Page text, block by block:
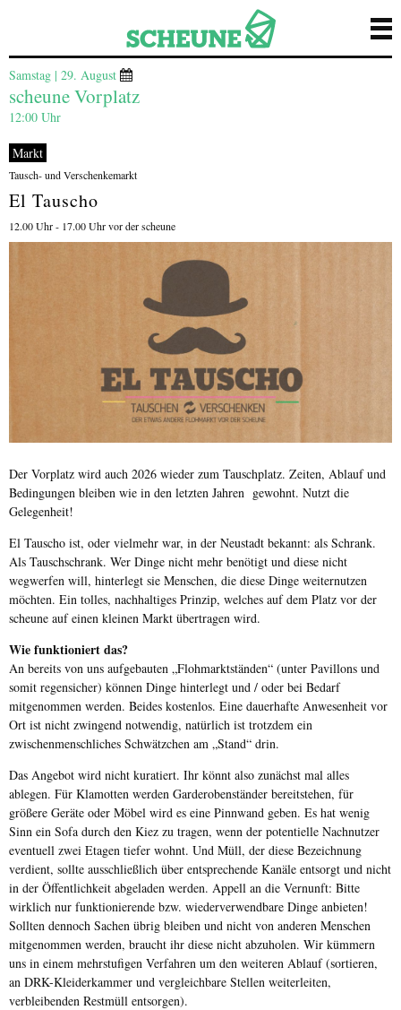
Samstag | 29. August
scheune Vorplatz
12:00 Uhr
Markt
Tausch- und Verschenkemarkt
El Tauscho
12.00 Uhr - 17.00 Uhr vor der scheune
Der Vorplatz wird auch 2026 wieder zum Tauschplatz. Zeiten, Ablauf und
Bedingungen bleiben wie in den letzten Jahren gewohnt. Nutzt die
Gelegenheit!
El Tauscho ist, oder vielmehr war, in der Neustadt bekannt: als Schrank.
Als Tauschschrank. Wer Dinge nicht mehr benötigt und diese nicht
wegwerfen will, hinterlegt sie Menschen, die diese Dinge weiternutzen
möchten. Ein tolles, nachhaltiges Prinzip, welches auf dem Platz vor der
scheune auf einen kleinen Markt übertragen wird.
Wie funktioniert das?
An bereits von uns aufgebauten „Flohmarktständen“ (unter Pavillons und
somit regensicher) können Dinge hinterlegt und / oder bei Bedarf
mitgenommen werden. Beides kostenlos. Eine dauerhafte Anwesenheit vor
Ort ist nicht zwingend notwendig, natürlich ist trotzdem ein
zwischenmenschliches Schwätzchen am „Stand“ drin.
Das Angebot wird nicht kuratiert. Ihr könnt also zunächst mal alles
ablegen. Für Klamotten werden Garderobenständer bereitstehen, für
größere Geräte oder Möbel wird es eine Pinnwand geben. Es hat wenig
Sinn ein Sofa durch den Kiez zu tragen, wenn der potentielle Nachnutzer
eventuell zwei Etagen tiefer wohnt. Und Müll, der diese Bezeichnung
verdient, sollte ausschließlich über entsprechende Kanäle entsorgt und nicht
in der Öffentlichkeit abgeladen werden. Appell an die Vernunft: Bitte
wirklich nur funktionierende bzw. wiederverwendbare Dinge anbieten!
Sollten dennoch Sachen übrig bleiben und nicht von anderen Menschen
mitgenommen werden, braucht ihr diese nicht abzuholen. Wir kümmern
uns in einem mehrstufigen Verfahren um den weiteren Ablauf (sortieren,
an DRK-Kleiderkammer und vergleichbare Stellen weiterleiten,
verbleibenden Restmüll entsorgen).